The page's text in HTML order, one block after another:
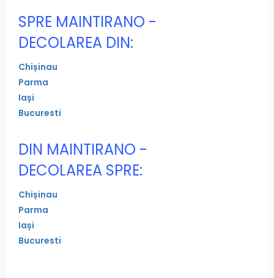
SPRE MAINTIRANO -
DECOLAREA DIN:
Chișinau
Parma
Iași
Bucuresti
DIN MAINTIRANO -
DECOLAREA SPRE:
Chișinau
Parma
Iași
Bucuresti